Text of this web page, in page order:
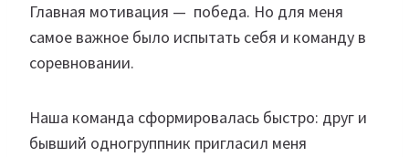
Главная мотивация — победа. Но для меня
самое важное было испытать себя и команду в
соревновании.
Наша команда сформировалась быстро: друг и
бывший одногруппник пригласил меня